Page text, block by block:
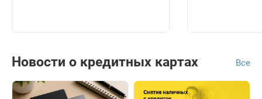
Новости о кредитных картах Все